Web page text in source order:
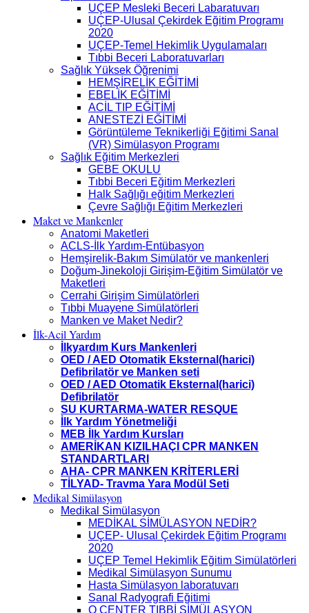
UÇEP Mesleki Beceri Labaratuvarı
UÇEP-Ulusal Çekirdek Eğitim Programı
2020
UÇEP-Temel Hekimlik Uygulamaları
Tıbbi Beceri Laboratuvarları
Sağlık Yüksek Öğrenimi
HEMŞİRELİK EĞİTİMİ
EBELİK EĞİTİMİ
ACİL TIP EĞİTİMİ
ANESTEZİ EĞİTİMİ
Görüntüleme Teknikerliği Eğitimi Sanal
(VR) Simülasyon Programı
Sağlık Eğitim Merkezleri
GEBE OKULU
Tıbbi Beceri Eğitim Merkezleri
Halk Sağlığı eğitim Merkezleri
Çevre Sağlığı Eğitim Merkezleri
Maket ve Mankenler
Anatomi Maketleri
ACLS-İlk Yardım-Entübasyon
Hemşirelik-Bakım Simülatör ve mankenleri
Doğum-Jinekoloji Girişim-Eğitim Simülatör ve
Maketleri
Cerrahi Girişim Simülatörleri
Tıbbi Muayene Simülatörleri
Manken ve Maket Nedir?
İlk-Acil Yardım
İlkyardım Kurs Mankenleri
OED / AED Otomatik Eksternal(harici)
Defibrilatör ve Manken seti
OED / AED Otomatik Eksternal(harici)
Defibrilatör
SU KURTARMA-WATER RESQUE
İlk Yardım Yönetmeliği
MEB İlk Yardım Kursları
AMERİKAN KIZILHAÇI CPR MANKEN
STANDARTLARI
AHA- CPR MANKEN KRİTERLERİ
TİLYAD- Travma Yara Modül Seti
Medikal Simülasyon
Medikal Simülasyon
MEDİKAL SİMÜLASYON NEDİR?
UÇEP- Ulusal Çekirdek Eğitim Programı
2020
UÇEP Temel Hekimlik Eğitim Simülatörleri
Medikal Simülasyon Sunumu
Hasta Simülasyon laboratuvarı
Sanal Radyografi Eğitimi
Q CENTER TIBBİ SİMÜLASYON